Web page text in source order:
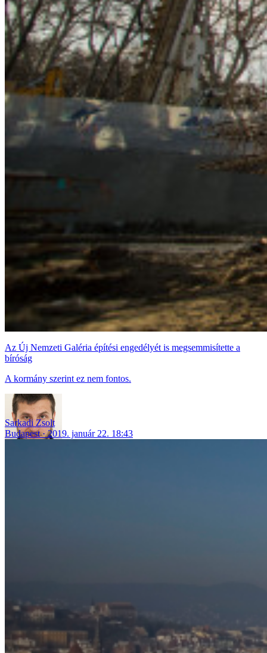
Az Új Nemzeti Galéria építési engedélyét is megsemmisítette a
bíróság
A kormány szerint ez nem fontos.
Sarkadi Zsolt
Budapest
2019. január 22. 18:43